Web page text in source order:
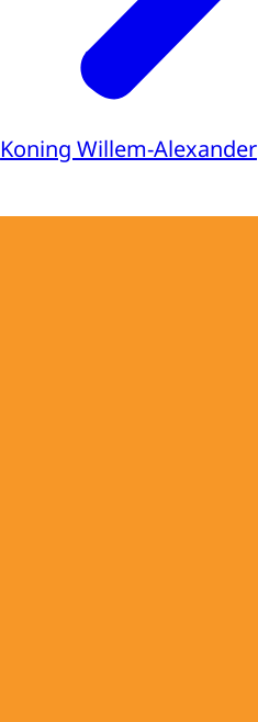
Koning Willem-Alexander